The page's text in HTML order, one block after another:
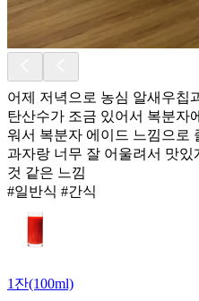
어제 저녁으로 농심 알새우칩
탄산수가 조금 있어서 복분자
워서 복분자 에이드 느낌으로
과자랑 너무 잘 어울려서 맛
것 같은 느낌
#일반식 #간식
1잔(100ml)